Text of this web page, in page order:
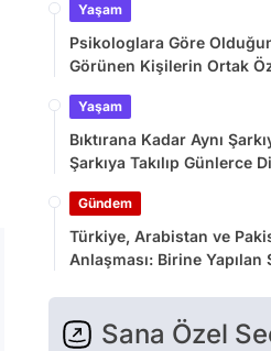
Yaşam
Psikologlara Göre
Görünen Kişilerin Ortak
Yaşam
Bıktırana Kadar Aynı
Şarkıya Takılıp Günlerce
Gündem
Türkiye, Arabistan ve
Anlaşması: Birine Yapılan
Sana Özel